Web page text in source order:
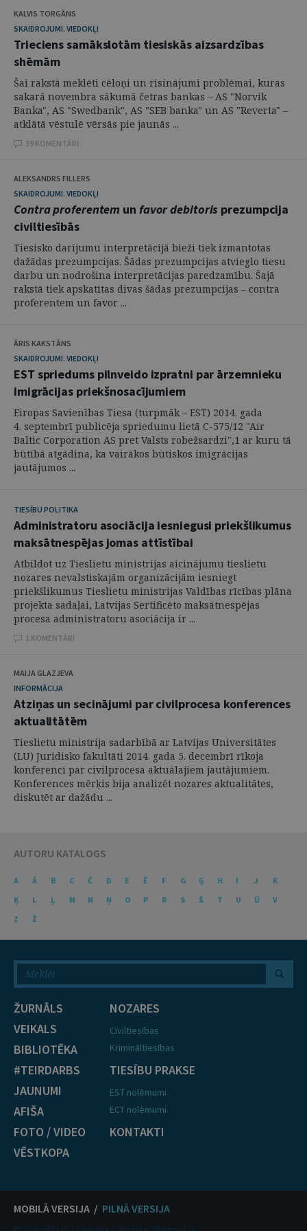
KALVIS TORGĀNS
SKAIDROJUMI. VIEDOKĻI
Trieciens samākslotām tiesiskās aizsardzības
shēmām
Šai rakstā meklēti cēloņi un risinājumi problēmai, kuras
sakarā novembra sākumā četras bankas – AS "Norvik
Banka", AS "Swedbank", AS "SEB banka" un AS "Reverta" –
atklātā vēstulē vērsās pie jaunās ...
39 KOMENTĀRI
ALEKSANDRS FILLERS
SKAIDROJUMI. VIEDOKĻI
Contra proferentem un favor debitoris prezumpcija
civiltiesībās
Tiesisko darījumu interpretācijā bieži tiek izmantotas
dažādas prezumpcijas. Šādas prezumpcijas atvieglo tiesu
darbu un nodrošina interpretācijas paredzamību. Šajā
rakstā tiek apskatītas divas šādas prezumpcijas – contra
proferentem un favor ...
ĀRIS KAKSTĀNS
SKAIDROJUMI. VIEDOKĻI
EST spriedums pilnveido izpratni par ārzemnieku
imigrācijas priekšnosacījumiem
Eiropas Savienības Tiesa (turpmāk – EST) 2014. gada
4. septembrī publicēja spriedumu lietā C-575/12 "Air
Baltic Corporation AS pret Valsts robežsardzi",1 ar kuru tā
būtībā atgādina, ka vairākos būtiskos imigrācijas
jautājumos ...
TIESĪBU POLITIKA
Administratoru asociācija iesniegusi priekšlikumus
maksātnespējas jomas attīstībai
Atbildot uz Tieslietu ministrijas aicinājumu tieslietu
nozares nevalstiskajām organizācijām iesniegt
priekšlikumus Tieslietu ministrijas Valdības rīcības plāna
projekta sadaļai, Latvijas Sertificēto maksātnespējas
procesa administratoru asociācija ir ...
1 KOMENTĀRI
MAIJA GLAZJEVA
INFORMĀCIJA
Atziņas un secinājumi par civilprocesa konferences
aktualitātēm
Tieslietu ministrija sadarbībā ar Latvijas Universitātes
(LU) Juridisko fakultāti 2014. gada 5. decembrī rīkoja
konferenci par civilprocesa aktuālajiem jautājumiem.
Konferences mērķis bija analizēt nozares aktualitātes,
diskutēt ar dažādu ...
AUTORU KATALOGS
A Ā B C Č D E Ē F G Ģ H I J
K
Ķ
L Ļ M N Ņ O P R S Š T U Ū
V
Z
Ž
ŽURNĀLS
VEIKALS
BIBLIOTĒKA
#TEIRDARBS
JAUNUMI
AFIŠA
FOTO / VIDEO
VĒSTKOPA
NOZARES
Civiltiesības
Krimināltiesības
TIESĪBU PRAKSE
EST nolēmumi
ECT nolēmumi
KONTAKTI
MOBILĀ VERSIJA / PILNĀ VERSIJA